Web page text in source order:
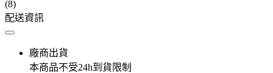
(8)
配送資訊
廠商出貨
本商品不受24h到貨限制